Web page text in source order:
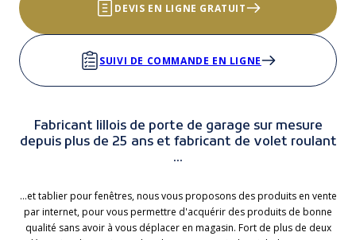
DEVIS EN LIGNE GRATUIT
SUIVI DE COMMANDE EN LIGNE
Fabricant lillois de porte de garage sur mesure
depuis plus de 25 ans et fabricant de volet roulant
...
...et tablier pour fenêtres, nous vous proposons des produits en vente
par internet, pour vous permettre d'acquérir des produits de bonne
qualité sans avoir à vous déplacer en magasin. Fort de plus de deux